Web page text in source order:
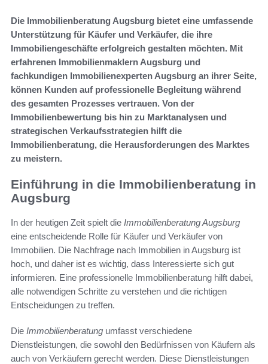
Die Immobilienberatung Augsburg bietet eine umfassende
Unterstützung für Käufer und Verkäufer, die ihre
Immobiliengeschäfte erfolgreich gestalten möchten. Mit
erfahrenen Immobilienmaklern Augsburg und
fachkundigen Immobilienexperten Augsburg an ihrer Seite,
können Kunden auf professionelle Begleitung während
des gesamten Prozesses vertrauen. Von der
Immobilienbewertung bis hin zu Marktanalysen und
strategischen Verkaufsstrategien hilft die
Immobilienberatung, die Herausforderungen des Marktes
zu meistern.
Einführung in die Immobilienberatung in
Augsburg
In der heutigen Zeit spielt die Immobilienberatung Augsburg
eine entscheidende Rolle für Käufer und Verkäufer von
Immobilien. Die Nachfrage nach Immobilien in Augsburg ist
hoch, und daher ist es wichtig, dass Interessierte sich gut
informieren. Eine professionelle Immobilienberatung hilft dabei,
alle notwendigen Schritte zu verstehen und die richtigen
Entscheidungen zu treffen.
Die Immobilienberatung umfasst verschiedene
Dienstleistungen, die sowohl den Bedürfnissen von Käufern als
auch von Verkäufern gerecht werden. Diese Dienstleistungen